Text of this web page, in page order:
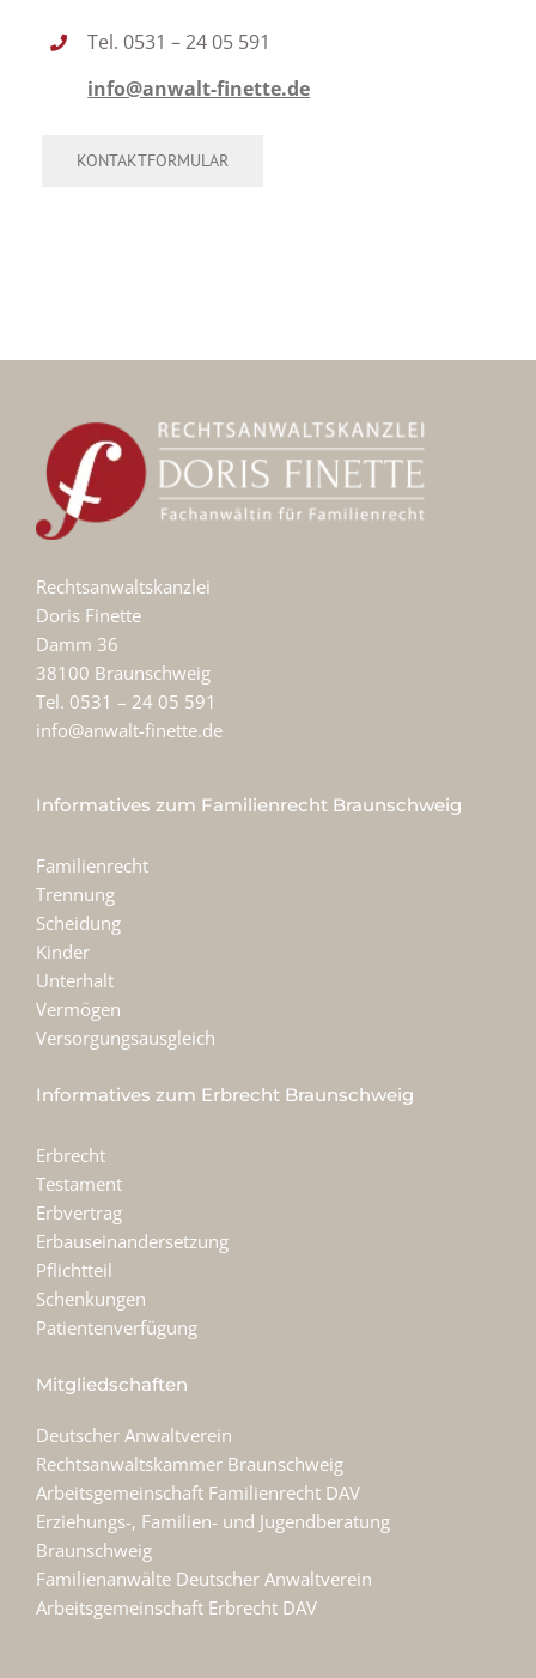
Tel. 0531 – 24 05 591
info@anwalt-finette.de
KONTAKTFORMULAR
Rechtsanwaltskanzlei
Doris Finette
Damm 36
38100 Braunschweig
Tel. 0531 – 24 05 591
info@anwalt-finette.de
Informatives zum Familienrecht Braunschweig
Familienrecht
Trennung
Scheidung
Kinder
Unterhalt
Vermögen
Versorgungsausgleich
Informatives zum Erbrecht Braunschweig
Erbrecht
Testament
Erbvertrag
Erbauseinandersetzung
Pflichtteil
Schenkungen
Patientenverfügung
Mitgliedschaften
Deutscher Anwaltverein
Rechtsanwaltskammer Braunschweig
Arbeitsgemeinschaft Familienrecht DAV
Erziehungs-, Familien- und Jugendberatung
Braunschweig
Familienanwälte Deutscher Anwaltverein
Arbeitsgemeinschaft Erbrecht DAV